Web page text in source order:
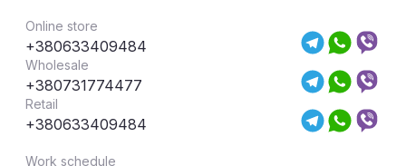
Online store
+380633409484
Wholesale
+380731774477
Retail
+380633409484
Work schedule